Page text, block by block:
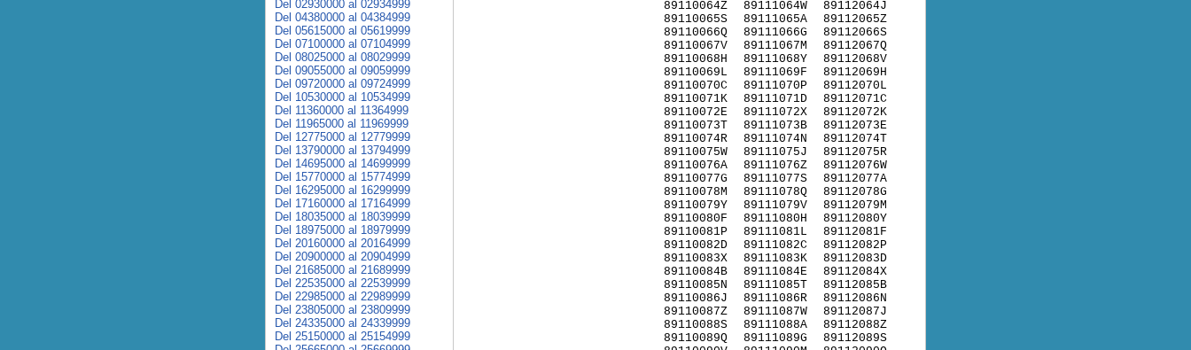
89110064Z
89110065S
89110066Q
89110067V
89110068H
89110069L
89110070C
89110071K
89110072E
89110073T
89110074R
89110075W
89110076A
89110077G
89110078M
89110079Y
89110080F
89110081P
89110082D
89110083X
89110084B
89110085N
89110086J
89110087Z
89110088S
89110089Q
89111064W
89111065A
89111066G
89111067M
89111068Y
89111069F
89111070P
89111071D
89111072X
89111073B
89111074N
89111075J
89111076Z
89111077S
89111078Q
89111079V
89111080H
89111081L
89111082C
89111083K
89111084E
89111085T
89111086R
89111087W
89111088A
89111089G
89112064J
89112065Z
89112066S
89112067Q
89112068V
89112069H
89112070L
89112071C
89112072K
89112073E
89112074T
89112075R
89112076W
89112077A
89112078G
89112079M
89112080Y
89112081F
89112082P
89112083D
89112084X
89112085B
89112086N
89112087J
89112088Z
89112089S
Del 02930000 al 02934999
Del 04380000 al 04384999
Del 05615000 al 05619999
Del 07100000 al 07104999
Del 08025000 al 08029999
Del 09055000 al 09059999
Del 09720000 al 09724999
Del 10530000 al 10534999
Del 11360000 al 11364999
Del 11965000 al 11969999
Del 12775000 al 12779999
Del 13790000 al 13794999
Del 14695000 al 14699999
Del 15770000 al 15774999
Del 16295000 al 16299999
Del 17160000 al 17164999
Del 18035000 al 18039999
Del 18975000 al 18979999
Del 20160000 al 20164999
Del 20900000 al 20904999
Del 21685000 al 21689999
Del 22535000 al 22539999
Del 22985000 al 22989999
Del 23805000 al 23809999
Del 24335000 al 24339999
Del 25150000 al 25154999